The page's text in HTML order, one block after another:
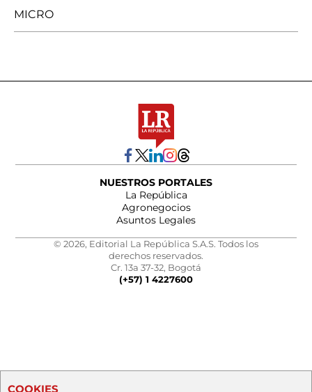
MICRO
NUESTROS PORTALES
La República
Agronegocios
Asuntos Legales
© 2026, Editorial La República S.A.S. Todos los
derechos reservados.
Cr. 13a 37-32, Bogotá
(+57) 1 4227600
COOKIES